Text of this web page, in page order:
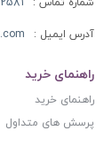
آدرس ایمیل :
راهنمای خرید
راهنمای خرید
پرسش های متداول